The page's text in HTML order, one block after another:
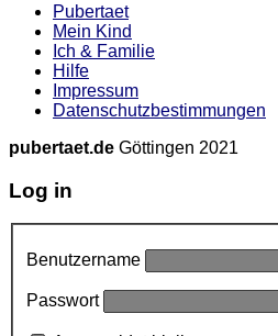
Pubertaet
Mein Kind
Ich & Familie
Hilfe
Impressum
Datenschutzbestimmungen
pubertaet.de Göttingen 2021
Log in
Benutzername
Passwort